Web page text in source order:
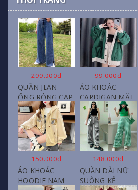
299.000đ
QUẦN JEAN
ỐNG RỘNG CẠP
CAO, DÀI XẺ
GẤU PHONG
CÁCH J6
99.000đ
ÁO KHOÁC
CARDIGAN MẶT
CƯỜI NỮ CHẤT
NỈ COTTON
150.000đ
ÁO KHOÁC
HOODIE NAM
148.000đ
QUẦN DÀI NỮ
SUÔNG KẺ